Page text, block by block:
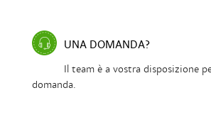
UNA DOMANDA?
Il team è a vostra disposizione
domanda.